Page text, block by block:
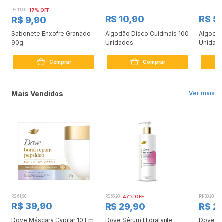
R$ 11,90 17% OFF
R$ 9,90
Sabonete Enxofre Granado
90g
Comprar
R$ 10,90
Algodão Disco Cuidmais 100
Unidades
Comprar
R$
Ver mais
Mais Vendidos
R$ 61,90
R$ 39,90
Dove Máscara Capilar 10 Em
R$ 56,90 47% OFF
R$ 29,90
Dove Sérum Hidratante
R$ 33,90
R$
Dove